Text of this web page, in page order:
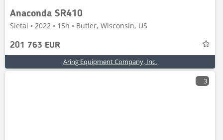
Anaconda SR410
Sietai • 2022 • 15h • Butler, Wisconsin, US
201 763 EUR
Aring Equipment Company, Inc.
3